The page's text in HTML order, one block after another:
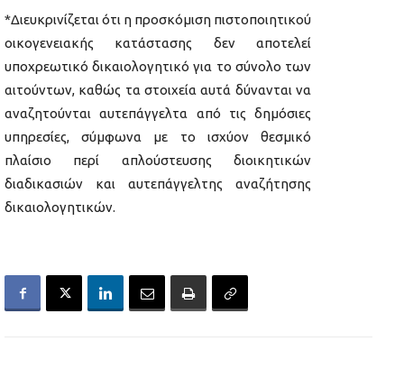
*Διευκρινίζεται ότι η προσκόμιση πιστοποιητικού
οικογενειακής κατάστασης δεν αποτελεί
υποχρεωτικό δικαιολογητικό για το σύνολο των
αιτούντων, καθώς τα στοιχεία αυτά δύνανται να
αναζητούνται αυτεπάγγελτα από τις δημόσιες
υπηρεσίες, σύμφωνα με το ισχύον θεσμικό
πλαίσιο περί απλούστευσης διοικητικών
διαδικασιών και αυτεπάγγελτης αναζήτησης
δικαιολογητικών.